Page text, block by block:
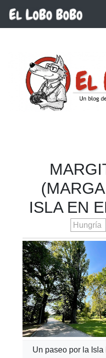
Ir al contenido principal
ISLA EN
Hungría
Un paseo por la